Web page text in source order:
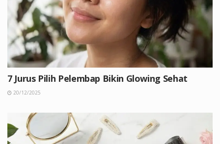
7 Jurus Pilih Pelembap Bikin Glowing Sehat
20/12/2025